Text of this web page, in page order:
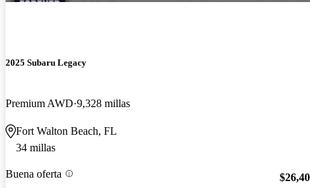
2025 Subaru Legacy
Premium AWD 9,328 millas
Fort Walton Beach, FL
34 millas
Buena oferta